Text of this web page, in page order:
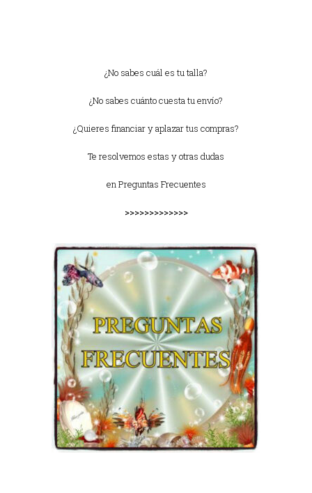
¿No sabes cuál es tu talla?
¿No sabes cuánto cuesta tu envío?
¿Quieres financiar y aplazar tus compras?
Te resolvemos estas y otras dudas
enPreguntas Frecuentes
>>>>>>>>>>>>>